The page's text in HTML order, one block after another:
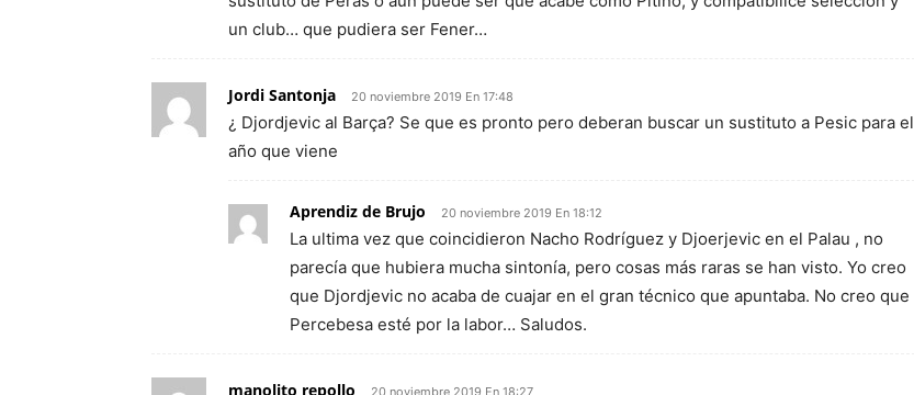
un club… que pudiera ser Fener…
Jordi Santonja 20 noviembre 2019 En 17:48
¿ Djordjevic al Barça? Se que es pronto pero deberan buscar un sustituto a Pesic para el
año que viene
Aprendiz de Brujo 20 noviembre 2019 En 18:12
La ultima vez que coincidieron Nacho Rodríguez y Djoerjevic en el Palau , no
parecía que hubiera mucha sintonía, pero cosas más raras se han visto. Yo creo
que Djordjevic no acaba de cuajar en el gran técnico que apuntaba. No creo que
Percebesa esté por la labor… Saludos.
manolito repollo 20 noviembre 2019 En 18:27